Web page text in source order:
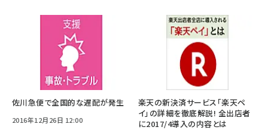
佐川急便で全国的な遅配が発生
2016年12月26日 12:00
楽天の新決済サービス「楽天ペ
イ」の詳細を徹底解説! 全出店者
に2017/4導入の内容とは